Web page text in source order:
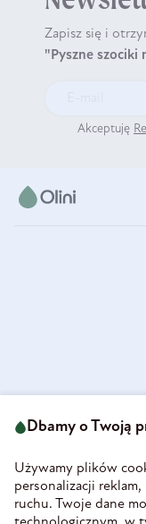
Zapisz się i
"Pyszne szociki
Akceptuję
58-160 Świebodzice
REGON 890213034
INFORMACJE
Dbamy o Twoją
Używamy plików
personalizacji
ruchu. Twoje dane